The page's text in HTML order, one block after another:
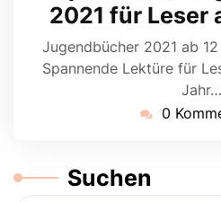
2021 für Leser
Jugendbücher 2021 ab
Spannende Lektüre für
Jahr…
0
Suchen